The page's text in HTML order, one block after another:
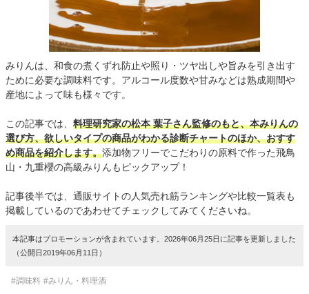
みりんは、和食の煮くずれ防止や照り・ツヤ出しや旨みを引き出す
ために必要な調味料です。アルコール度数や甘みなどは熟成期間や
産地によって味も様々です。
この記事では、 料理研究家の松本 葉子さん監修のもと、本みりんの
選び方、欲しいタイプの商品がわかる診断チャートのほか、おすす
め商品を紹介します。添加物フリーでこだわりの原料で作った飛鳥
山・九重櫻の高級みりんもピックアップ！
記事後半では、通販サイトの人気売れ筋ランキングや比較一覧表も
掲載しているのであわせてチェックしてみてくださいね。
本記事はプロモーションが含まれています。2026年06月25日に記事を更新しました
（公開日2019年06月11日）
#調味料 #みりん・料理酒